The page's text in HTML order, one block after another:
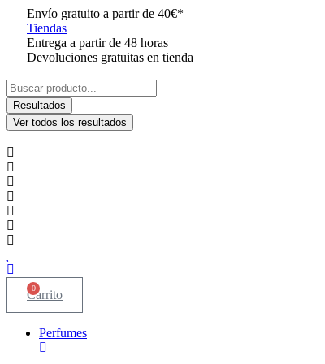
contenido
Envío gratuito a partir de 40€*
Tiendas
Entrega a partir de 48 horas
Devoluciones gratuitas en tienda
Search
...Resultados
Ver todos los resultados
0
Carrito
Perfumes